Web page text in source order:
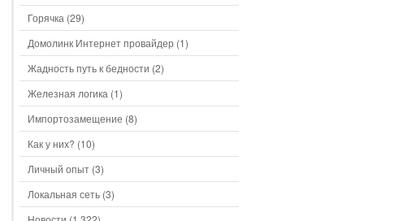
Горячка (29)
Домолинк Интернет провайдер (1)
Жадность путь к бедности (2)
Железная логика (1)
Импортозамещение (8)
Как у них? (10)
Личный опыт (3)
Локальная сеть (3)